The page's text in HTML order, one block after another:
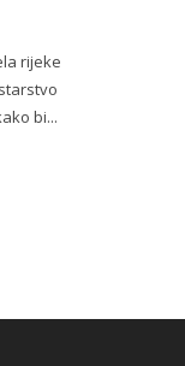
rijeke
bi...